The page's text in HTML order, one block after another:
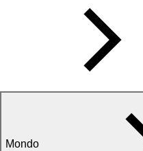
Mondo